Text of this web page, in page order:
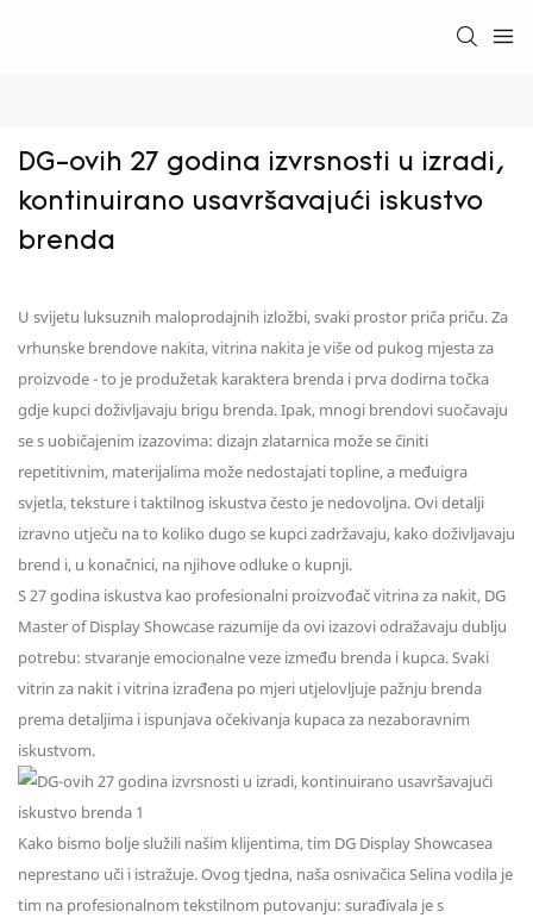
DG-ovih 27 godina izvrsnosti u izradi,
kontinuirano usavršavajući iskustvo
brenda
U svijetu luksuznih maloprodajnih izložbi, svaki prostor priča priču. Za
vrhunske brendove nakita, vitrina nakita je više od pukog mjesta za
proizvode - to je produžetak karaktera brenda i prva dodirna točka
gdje kupci doživljavaju brigu brenda. Ipak, mnogi brendovi suočavaju
se s uobičajenim izazovima: dizajn zlatarnica može se činiti
repetitivnim, materijalima može nedostajati topline, a međuigra
svjetla, teksture i taktilnog iskustva često je nedovoljna. Ovi detalji
izravno utječu na to koliko dugo se kupci zadržavaju, kako doživljavaju
brend i, u konačnici, na njihove odluke o kupnji.
S 27 godina iskustva kao profesionalni proizvođač vitrina za nakit, DG
Master of Display Showcase razumije da ovi izazovi odražavaju dublju
potrebu: stvaranje emocionalne veze između brenda i kupca. Svaki
vitrin za nakit i vitrina izrađena po mjeri utjelovljuje pažnju brenda
prema detaljima i ispunjava očekivanja kupaca za nezaboravnim
iskustvom.
Kako bismo bolje služili našim klijentima, tim DG Display Showcasea
neprestano uči i istražuje. Ovog tjedna, naša osnivačica Selina vodila je
tim na profesionalnom tekstilnom putovanju: surađivala je s